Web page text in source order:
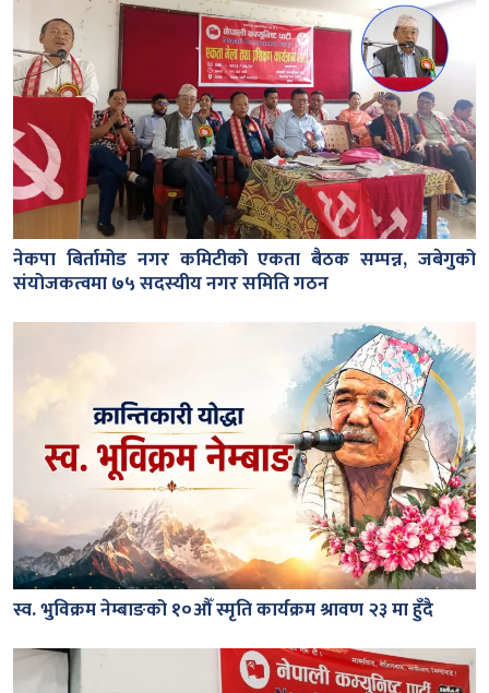
नेकपा बिर्तामोड नगर कमिटीको एकता बैठक सम्पन्न, जबेगुको
संयोजकत्वमा ७५ सदस्यीय नगर समिति गठन
स्व. भुविक्रम नेम्बाङको १०औँ स्मृति कार्यक्रम श्रावण २३ मा हुँदै